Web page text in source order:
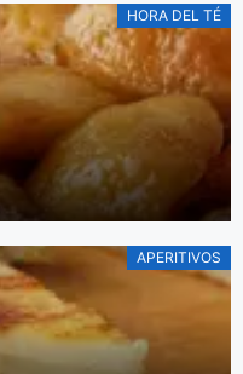
HORA DEL TÉ
APERITIVOS